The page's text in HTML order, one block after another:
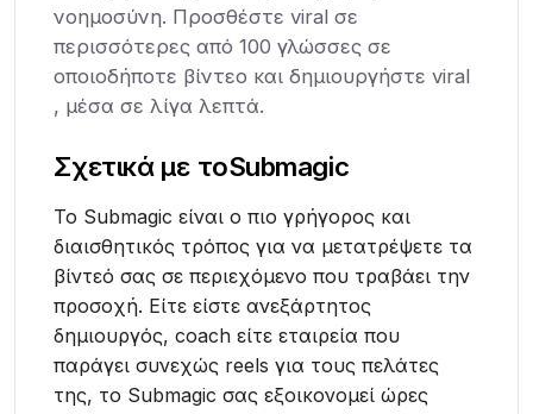
νοημοσύνη. Προσθέστε viral σε
περισσότερες από 100 γλώσσες σε
οποιοδήποτε βίντεο και δημιουργήστε viral
, μέσα σε λίγα λεπτά.
Σχετικά με τοSubmagic
Το Submagic είναι ο πιο γρήγορος και
διαισθητικός τρόπος για να μετατρέψετε τα
βίντεό σας σε περιεχόμενο που τραβάει την
προσοχή. Είτε είστε ανεξάρτητος
δημιουργός, coach είτε εταιρεία που
παράγει συνεχώς reels για τους πελάτες
της, το Submagic σας εξοικονομεί ώρες